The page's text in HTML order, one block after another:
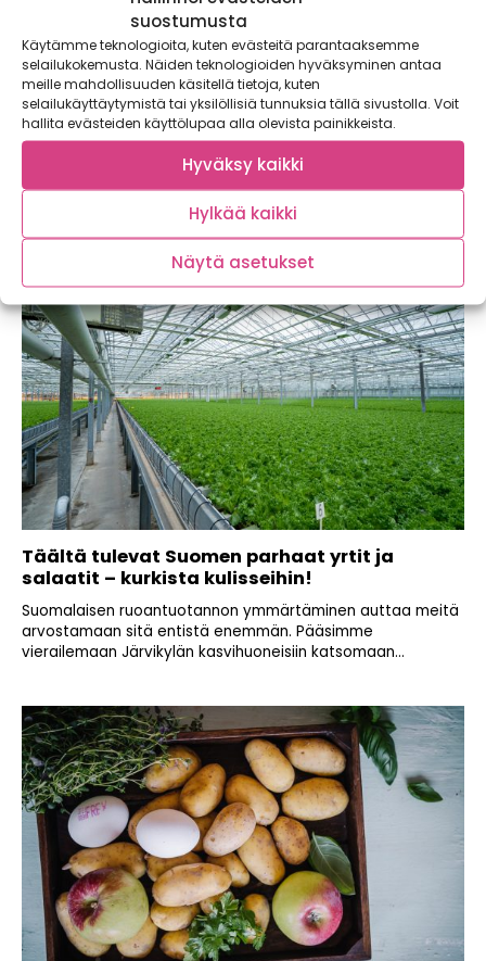
suostumusta
Käytämme teknologioita, kuten evästeitä parantaaksemme
selailukokemusta. Näiden teknologioiden hyväksyminen antaa
meille mahdollisuuden käsitellä tietoja, kuten
selailukäyttäytymistä tai yksilöllisiä tunnuksia tällä sivustolla. Voit
hallita evästeiden käyttölupaa alla olevista painikkeista.
Hyväksy kaikki
Hylkää kaikki
Näytä asetukset
Tilavierailulla täydellisen FREX-perunan
syntysijoilla
Sopimusviljelijä Rami Lilja seuraa sivupeilistä, kuinka kone
kaivaa mullasta tasaiseen tahtiin potaatin poikineen....
Täältä tulevat Suomen parhaat yrtit ja
salaatit – kurkista kulisseihin!
Suomalaisen ruoantuotannon ymmärtäminen auttaa meitä
arvostamaan sitä entistä enemmän. Pääsimme
vierailemaan Järvikylän kasvihuoneisiin katsomaan...